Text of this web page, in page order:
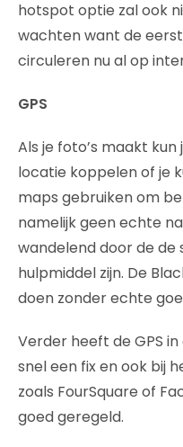
hotspot optie zal ook
wachten want de
circuleren nu al op
GPS
Als je foto’s maakt
locatie koppelen of je
maps gebruiken om
namelijk geen echte
wandelend door de de
hulpmiddel zijn. De
doen zonder echte
Verder heeft de GPS
snel een fix en ook bij
zoals FourSquare of
goed geregeld.